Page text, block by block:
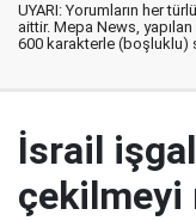
UYARI: Yorumların her
aittir. Mepa News,
600 karakterle (boşluklu)
İsrail
çekilmeyi